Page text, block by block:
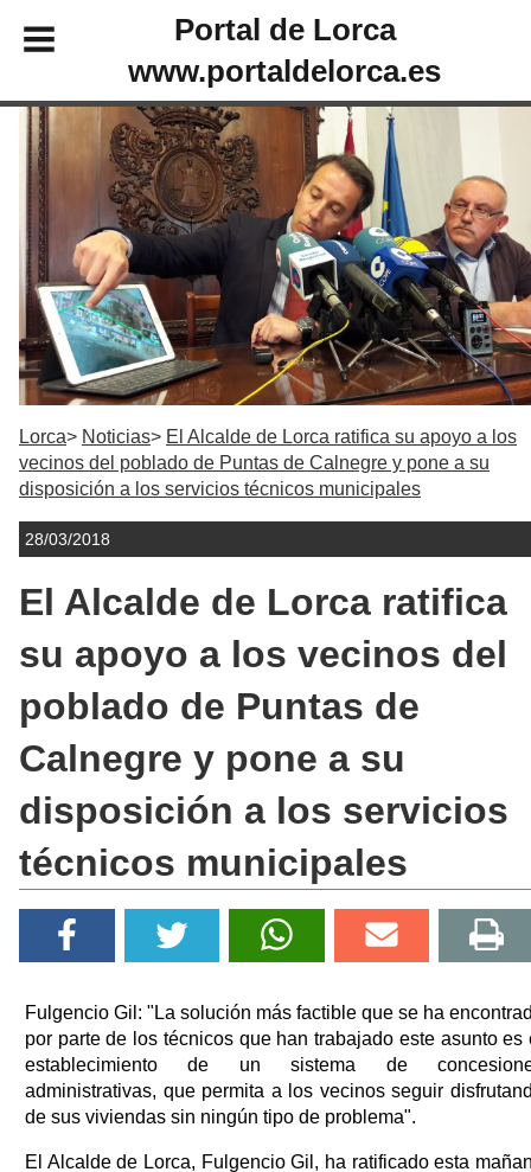
Portal de Lorca
www.portaldelorca.es
Lorca Noticias
El Alcalde de Lorca ratifica su apoyo a los
vecinos del poblado de Puntas de Calnegre y pone a su
disposición a los servicios técnicos municipales
28/03/2018
El Alcalde de Lorca ratifica
su apoyo a los vecinos del
poblado de Puntas de
Calnegre y pone a su
disposición a los servicios
técnicos municipales
Fulgencio Gil: "La solución más factible que se ha
por parte de los técnicos que han trabajado este asunto es
establecimiento de un sistema de
administrativas, que permita a los vecinos seguir
de sus viviendas sin ningún tipo de problema".
El Alcalde de Lorca, Fulgencio Gil, ha ratificado esta